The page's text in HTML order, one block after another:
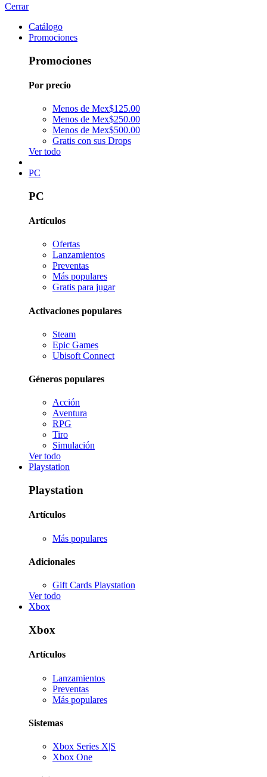
Cerrar
Catálogo
Promociones
Promociones
Por precio
Menos de Mex$125.00
Menos de Mex$250.00
Menos de Mex$500.00
Gratis con sus Drops
Ver todo
PC
PC
Artículos
Ofertas
Lanzamientos
Preventas
Más populares
Gratis para jugar
Activaciones populares
Steam
Epic Games
Ubisoft Connect
Géneros populares
Acción
Aventura
RPG
Tiro
Simulación
Ver todo
Playstation
Playstation
Artículos
Más populares
Adicionales
Gift Cards Playstation
Ver todo
Xbox
Xbox
Artículos
Lanzamientos
Preventas
Más populares
Sistemas
Xbox Series X|S
Xbox One